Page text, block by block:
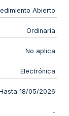
Abierto
Ordinaria
No aplica
Electrónica
18/05/2026
-